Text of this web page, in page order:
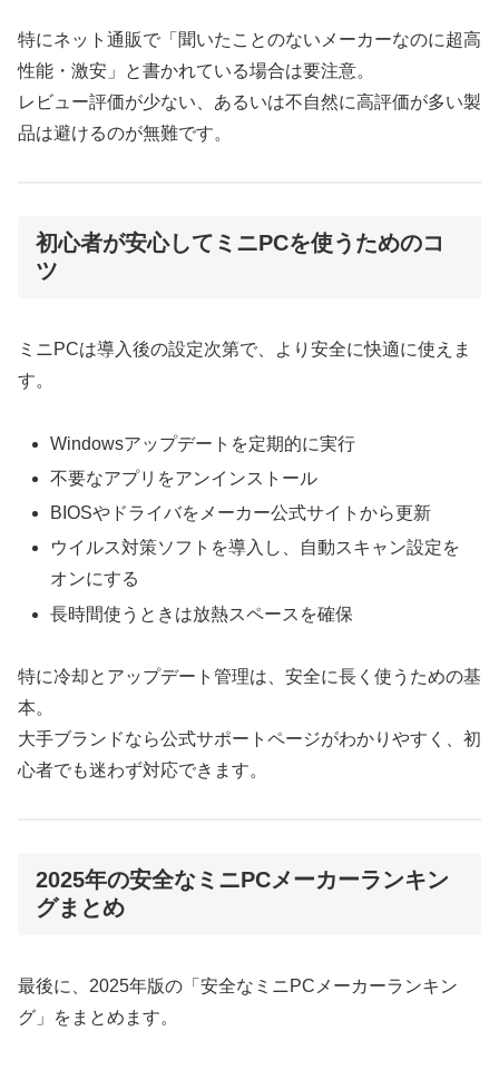
特にネット通販で「聞いたことのないメーカーなのに超高
性能・激安」と書かれている場合は要注意。
レビュー評価が少ない、あるいは不自然に高評価が多い製
品は避けるのが無難です。
初心者が安心してミニPCを使うためのコ
ツ
ミニPCは導入後の設定次第で、より安全に快適に使えま
す。
Windowsアップデートを定期的に実行
不要なアプリをアンインストール
BIOSやドライバをメーカー公式サイトから更新
ウイルス対策ソフトを導入し、自動スキャン設定を
オンにする
長時間使うときは放熱スペースを確保
特に冷却とアップデート管理は、安全に長く使うための基
本。
大手ブランドなら公式サポートページがわかりやすく、初
心者でも迷わず対応できます。
2025年の安全なミニPCメーカーランキン
グまとめ
最後に、2025年版の「安全なミニPCメーカーランキン
グ」をまとめます。